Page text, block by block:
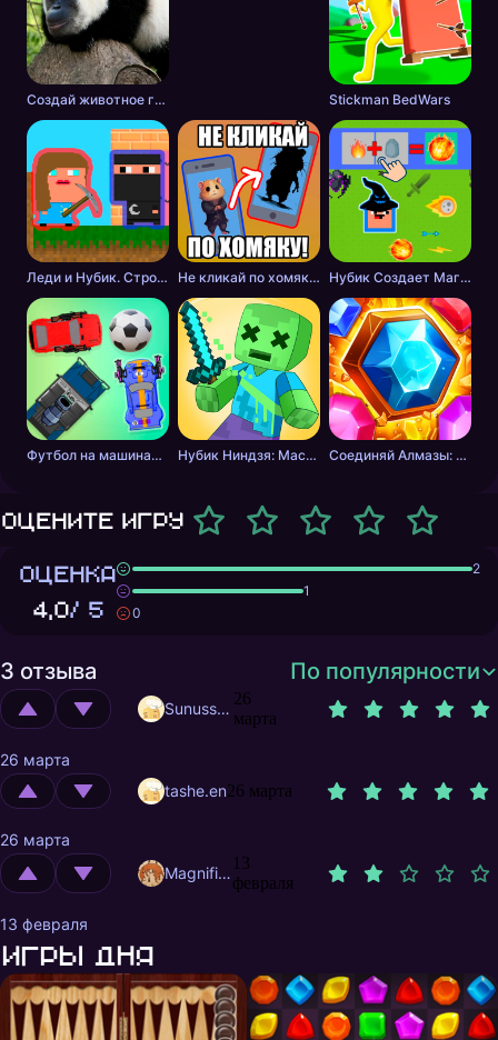
Создай животное головоломка Stickman BedWars
Леди и Нубик. Строить и копать Не кликай по хомяку! Нубик Создает Магию
Футбол на машинах с оружием Нубик Ниндзя: Мастер Меча Соединяй Алмазы: Дойди до 10
Оцените игру
ОЦЕНКА
4,0/ 5
2
1
0
3 отзыва По популярности
Sunusstex
26
марта
26 марта
tashe.en26 марта
26 марта
MagnificentMrFox
13
февраля
13 февраля
Игры дня